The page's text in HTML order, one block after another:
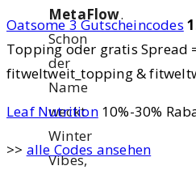
MetaFlow.
Schon
der
Name
weckt
Winter
Vibes,
Oatsome 3 Gutscheincodes
Topping oder gratis Spread
fitweltweit_topping &
Leaf Nutrition10%-30%
>> alle Codes ansehen